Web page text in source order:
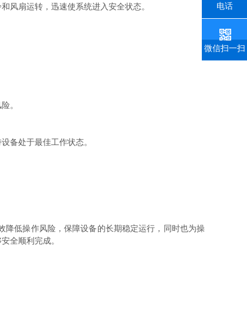
扇运转，迅速使系统进入安全状态。
。
备处于最佳工作状态。
低操作风险，保障设备的长期稳定运行，同时也为操
全顺利完成。
电话
微信扫一扫